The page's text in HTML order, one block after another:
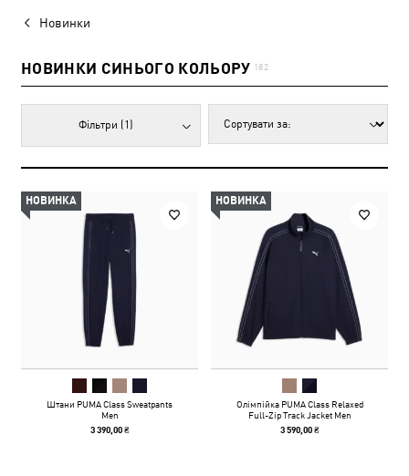
Новинки
НОВИНКИ СИНЬОГО КОЛЬОРУ 182
Фільтри (1)
НОВИНКА
Штани PUMA Class Sweatpants
Men
3 390,00 ₴
НОВИНКА
Олімпійка PUMA Class Relaxed
Full-Zip Track Jacket Men
3 590,00 ₴